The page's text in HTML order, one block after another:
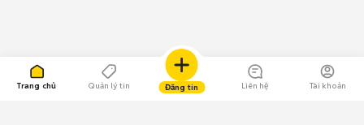
Trang chủ Quản lý tin Đăng tin Liên hệ Tài khoản